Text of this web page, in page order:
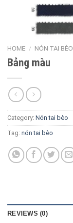
HOME / NÓN TAI BÈO
Bảng màu
Category: Nón tai bèo
Tag: nón tai bèo
REVIEWS (0)